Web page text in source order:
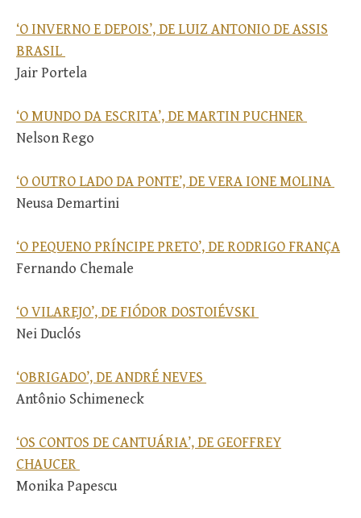
‘O INVERNO E DEPOIS’, DE LUIZ ANTONIO DE ASSIS
BRASIL
Jair Portela
‘O MUNDO DA ESCRITA’, DE MARTIN PUCHNER
Nelson Rego
‘O OUTRO LADO DA PONTE’, DE VERA IONE MOLINA
Neusa Demartini
‘O PEQUENO PRÍNCIPE PRETO’, DE RODRIGO FRANÇA
Fernando Chemale
‘O VILAREJO’, DE FIÓDOR DOSTOIÉVSKI
Nei Duclós
‘OBRIGADO’, DE ANDRÉ NEVES
Antônio Schimeneck
‘OS CONTOS DE CANTUÁRIA’, DE GEOFFREY
CHAUCER
Monika Papescu